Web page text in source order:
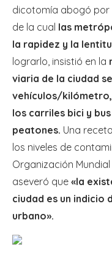
dicotomía abogó por
de la cual las
la rapidez y la
lograrlo, insistió en la
viaria de la ciudad
vehículos/
los carriles bici y
peatones. Una
los niveles de
Organización
aseveró que «la
ciudad es un indicio
urbano».